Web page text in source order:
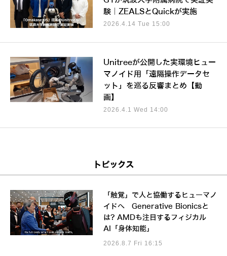
験｜ZEALSとQuickが実施
2026.4.14 Tue 15:00
Unitreeが公開した実環境ヒュー
マノイド用「遠隔操作データセ
ット」を巡る反響まとめ【動
画】
2026.4.1 Wed 14:00
トピックス
「触覚」で人と協働するヒューマノ
イドへ Generative Bionicsと
は? AMDも注目するフィジカル
AI「身体知能」
2026.8.7 Fri 16:15